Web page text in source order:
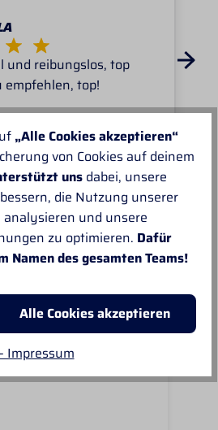
und reibungslos, top
empfehlen, top!
„Alle Cookies akzeptieren“
von Cookies auf deinem
unsdabei, unsere
die Nutzung unserer
und unsere
zu optimieren. Dafür
Namen des gesamten Teams!
Alle Cookies akzeptieren
- Impressum